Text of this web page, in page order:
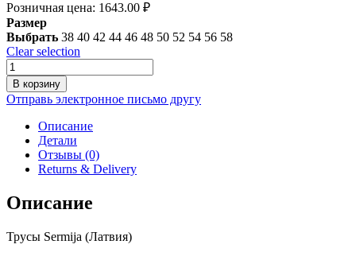
Розничная цена: 1643.00 ₽
Размер
Выбрать 38 40 42 44 46 48 50 52 54 56 58
Clear selection
Количество
товара
Трусы
182-
(белый)
В корзину
Отправь электронное письмо другу
Описание
Детали
Отзывы (0)
Returns & Delivery
Описание
Трусы Sermija (Латвия)